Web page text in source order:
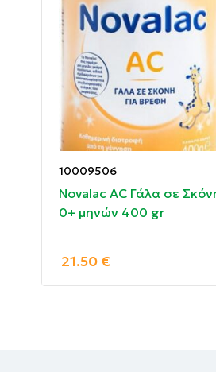
10009506
Novalac AC Γάλα σε
0+ μηνών 400 gr
21.50 €